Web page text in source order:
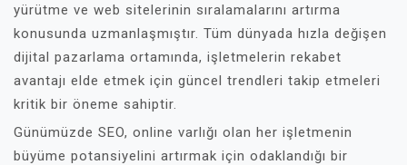
yürütme ve web sitelerinin sıralamalarını artırma
konusunda uzmanlaşmıştır. Tüm dünyada hızla değişen
dijital pazarlama ortamında, işletmelerin rekabet
avantajı elde etmek için güncel trendleri takip etmeleri
kritik bir öneme sahiptir.
Günümüzde SEO, online varlığı olan her işletmenin
büyüme potansiyelini artırmak için odaklandığı bir